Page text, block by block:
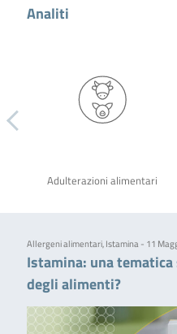
Analiti
Adulterazioni alimentari
Allergeni alimentari, Istamina - 11
Istamina: una
degli alimenti?